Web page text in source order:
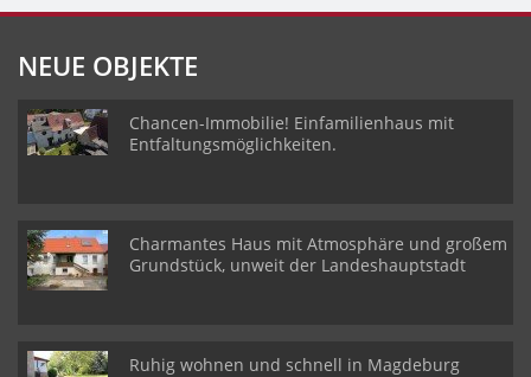
NEUE OBJEKTE
Chancen-Immobilie! Einfamilienhaus mit
Entfaltungsmöglichkeiten.
Charmantes Haus mit Atmosphäre und großem
Grundstück, unweit der Landeshauptstadt
Ruhig wohnen und schnell in Magdeburg